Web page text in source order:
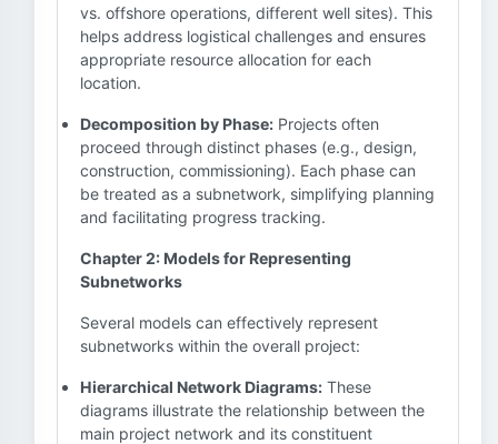
vs. offshore operations, different well sites). This
helps address logistical challenges and ensures
appropriate resource allocation for each
location.
Decomposition by Phase: Projects often
proceed through distinct phases (e.g., design,
construction, commissioning). Each phase can
be treated as a subnetwork, simplifying planning
and facilitating progress tracking.
Chapter 2: Models for Representing
Subnetworks
Several models can effectively represent
subnetworks within the overall project:
Hierarchical Network Diagrams: These
diagrams illustrate the relationship between the
main project network and its constituent